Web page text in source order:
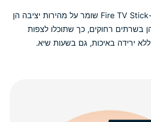
שירות VPN טוב ל-Fire TV Stick שומר על מהירות יציבה הן
בשרתים רחוקים, כך שתוכלו לצפות
ירידה באיכות, גם בשעות שיא.